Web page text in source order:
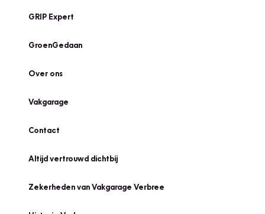
GRIP Expert
GroenGedaan
Over ons
Vakgarage
Contact
Altijd vertrouwd dichtbij
Zekerheden van Vakgarage Verbree